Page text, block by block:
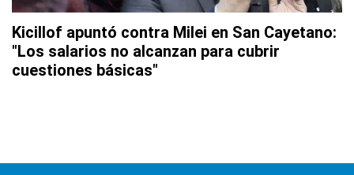
Kicillof apuntó contra Milei en San Cayetano:
"Los salarios no alcanzan para cubrir
cuestiones básicas"